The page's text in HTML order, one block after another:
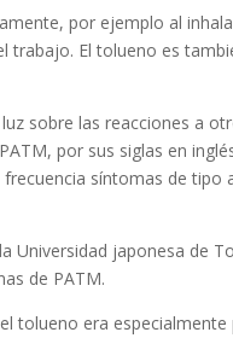
por ejemplo al
El tolueno es
sobre las reacciones a
por sus siglas en
síntomas de tipo
Universidad japonesa de
de PATM.
tolueno era